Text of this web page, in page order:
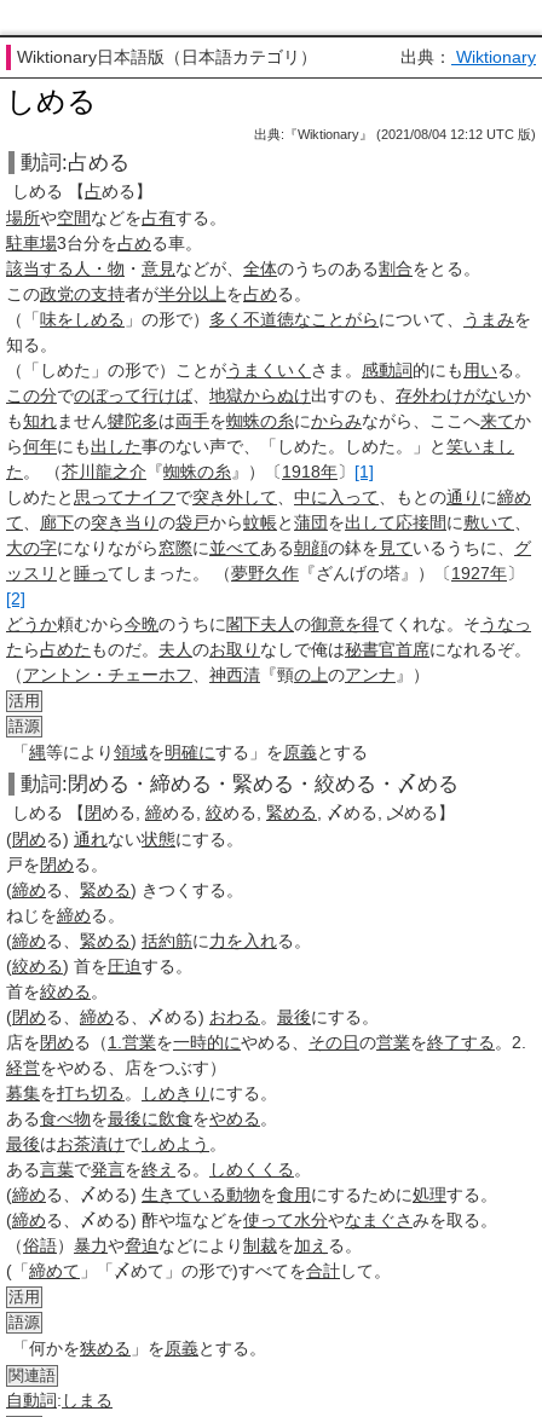
Wiktionary日本語版（日本語カテゴリ） 出典： Wiktionary
しめる
出典:『Wiktionary』 (2021/08/04 12:12 UTC 版)
動詞:占める
しめる 【占める】
場所や空間などを占有する。
駐車場3台分を占める車。
該当する人・物 ・ 意見などが、 全体のうちのある割合をとる。
この政党の支持者が半分以上を占める 。
（「味をしめる 」の形で） 多く 不道徳なことがらについて、 うまみを
知る。
（「しめた」の形で）ことがうまくいく さま。 感動詞的にも 用いる。
この分でのぼって行けば 地獄からぬけ出すのも、 存外わけがないか
も知れません犍陀多は両手を蜘蛛の糸にからみながら、ここへ来てか
ら何年にも出した事のない声で、「 しめた 。 しめた 。」と笑いまし
た 。 （芥川龍之介 『蜘蛛の糸 』）〔1918年〕 [1]
しめた と 思ってナイフで突き外して 中に入って 、もとの通り に締め
て
廊下の突き当りの袋戸から蚊帳と蒲団を出して応接間に敷いて
大の字になりながら窓際に並べてある朝顔の鉢を 見ているうちに、 グ
ッスリ と 睡ってしまった。 （夢野久作 『ざんげの塔』）〔1927年〕
[2]
どうか頼むから今晩のうちに閣下夫人の御意を得てくれな。そうなっ
た ら占めた ものだ。 夫人のお取り なしで俺は秘書官首席になれるぞ。
（アントン・チェーホフ 神西清 『頸の上のアンナ 』）
活用
語源
「縄等により領域を明確にする」を原義とする
動詞:閉める・締める・緊める・絞める・〆める
しめる 【 閉める, 締める, 絞める, 緊める
, 〆める, 乄める】
(閉める) 通れない状態にする。
戸を閉める 。
(締める、 緊める) きつくする。
ねじを締める 。
(締める、 緊める) 括約筋に力を入れる。
(絞める) 首を圧迫する。
首を絞める 。
(閉める、 締める、〆める) おわる 。 最後にする。
店を閉める（1. 営業を一時的にやめる、 その日の営業を終了する 。2.
経営をやめる、店をつぶす）
募集を打ち切る 。 しめきり にする。
ある食べ物を最後に飲食をやめる 。
最後はお茶漬けでしめよう 。
ある言葉で発言を終え る。 しめくくる 。
(締める、〆める) 生きている動物を食用にするために処理する。
(締める、〆める) 酢や塩などを使って水分やなまぐさみを取る。
（俗語） 暴力や脅迫などにより制裁を加え る。
(「締めて 」「〆めて」の形で)すべてを合計して。
活用
語源
「何かを狭める 」を原義とする。
関連語
自動詞: しまる